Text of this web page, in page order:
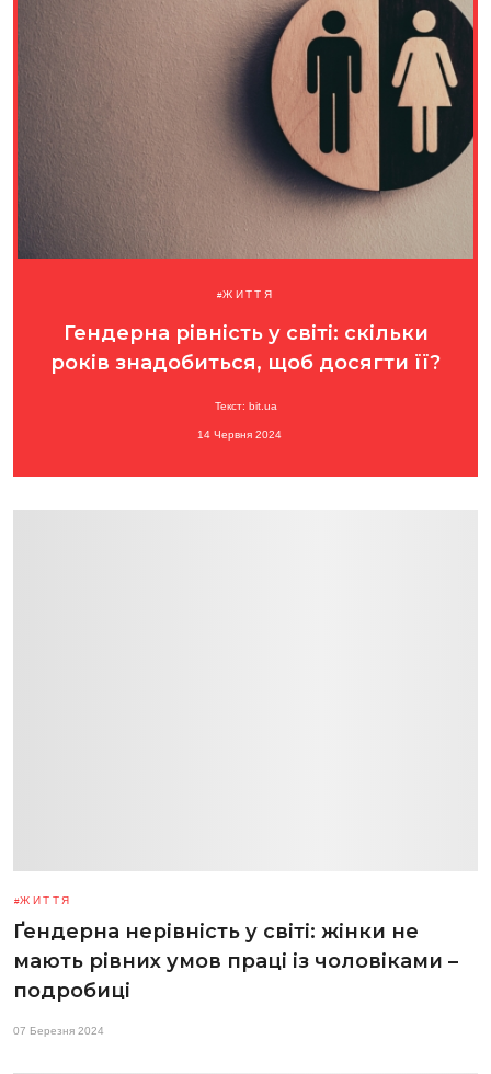
ЖИТТЯ
Гендерна рівність у світі: скільки
років знадобиться, щоб досягти її?
Текст: bit.ua
14 Червня 2024
ЖИТТЯ
Ґендерна нерівність у світі: жінки не
мають рівних умов праці із чоловіками –
подробиці
07 Березня 2024